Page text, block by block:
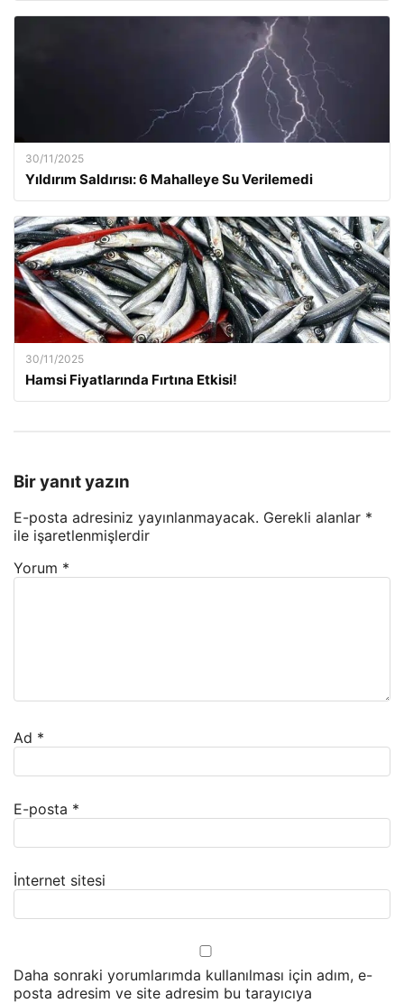
30/11/2025
Yıldırım Saldırısı: 6 Mahalleye Su Verilemedi
30/11/2025
Hamsi Fiyatlarında Fırtına Etkisi!
Bir yanıt yazın
E-posta adresiniz yayınlanmayacak. Gerekli alanlar *
ile işaretlenmişlerdir
Yorum *
Ad *
E-posta *
İnternet sitesi
Daha sonraki yorumlarımda kullanılması için adım, e-
posta adresim ve site adresim bu tarayıcıya